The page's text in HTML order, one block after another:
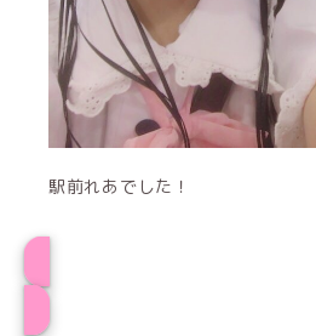
駅前れあでした！